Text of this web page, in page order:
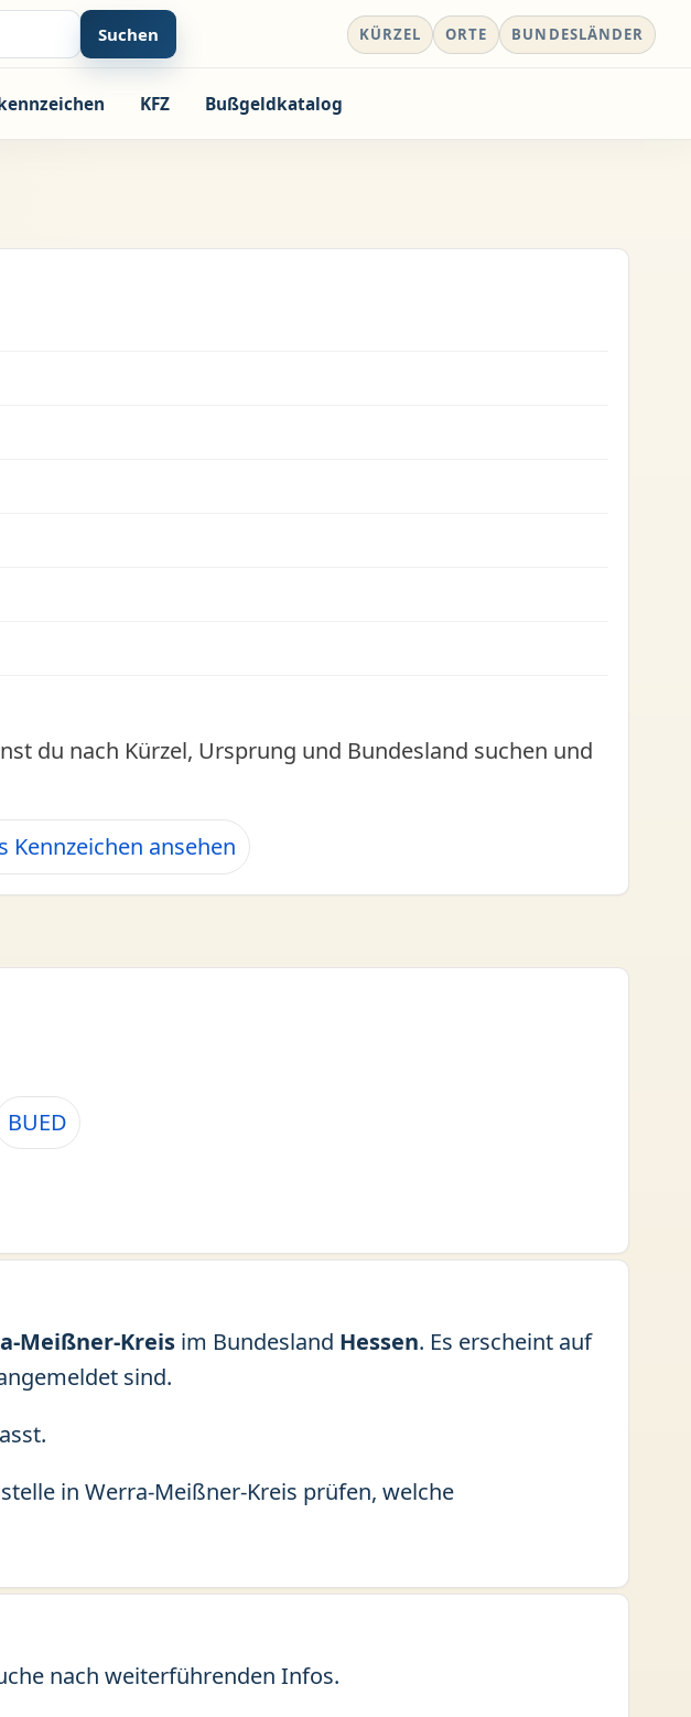
Suchen KÜRZEL ORTE BUNDESLÄNDER
KFZ Bußgeldkatalog
du nach Kürzel, Ursprung und Bundesland suchen und
Kennzeichen ansehen
BUED
Meißner-Kreisim Bundesland Hessen. Es erscheint auf
sind.
in Werra-Meißner-Kreis prüfen, welche
nach weiterführenden Infos.